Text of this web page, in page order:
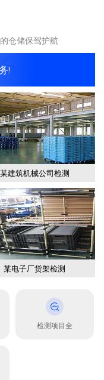
仓储保驾护航
!
某建筑机械公司检测
某电子厂货架检测
检测项目全